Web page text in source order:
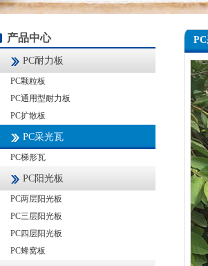
产品中心
PC耐力板
PC颗粒板
PC通用型耐力板
PC扩散板
PC采光瓦
PC梯形瓦
PC阳光板
PC两层阳光板
PC三层阳光板
PC四层阳光板
PC蜂窝板